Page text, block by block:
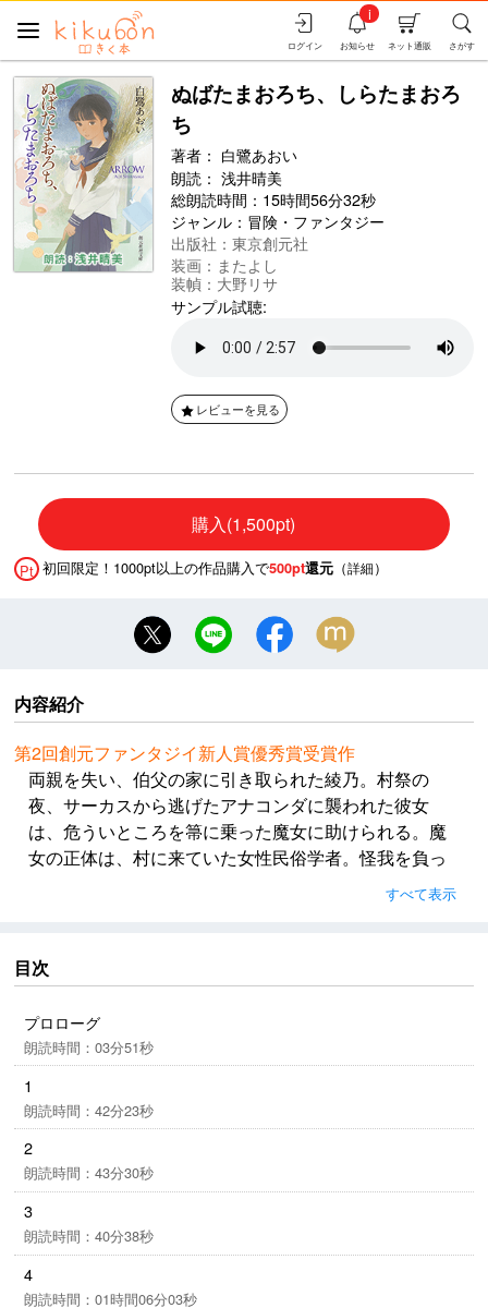
さがす
ネット通販
お知らせ
i
ログイン
ぬばたまおろち、しらたまおろ
ち
著者： 白鷺あおい
朗読： 浅井晴美
総朗読時間：15時間56分32秒
ジャンル： 冒険・ファンタジー
出版社：東京創元社
装画：またよし
装幀：大野リサ
サンプル試聴:
レビューを見る
購入(1,500pt)
Pt 初回限定！1000pt以上の作品購入で500pt還元 （詳細）
内容紹介
第2回創元ファンタジイ新人賞優秀賞受賞作
両親を失い、伯父の家に引き取られた綾乃。村祭の
夜、サーカスから逃げたアナコンダに襲われた彼女
は、危ういところを箒に乗った魔女に助けられる。魔
女の正体は、村に来ていた女性民俗学者。怪我を負っ
た綾乃は、救い主の母校で治療を受け、そのまま入学
することに。だがそこは、妖怪たちが魔女と一緒に魔
人賞優秀賞受賞作。
＜版権表示＞
（P）白鷺あおい・東京創元社・RRJ Inc.
すべて表示
目次
プロローグ
朗読時間：03分51秒
1
朗読時間：42分23秒
2
朗読時間：43分30秒
3
朗読時間：40分38秒
4
朗読時間：01時間06分03秒